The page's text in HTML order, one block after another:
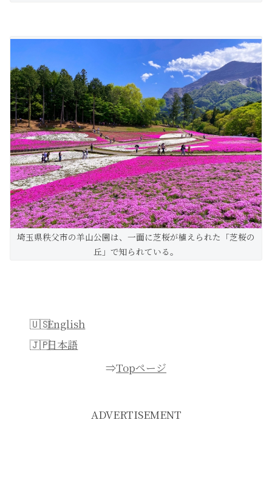
埼玉県秩父市の羊山公園は、一面に芝桜が植えられた「芝桜の
丘」で知られている。
English
日本語
⇒Topページ
ADVERTISEMENT